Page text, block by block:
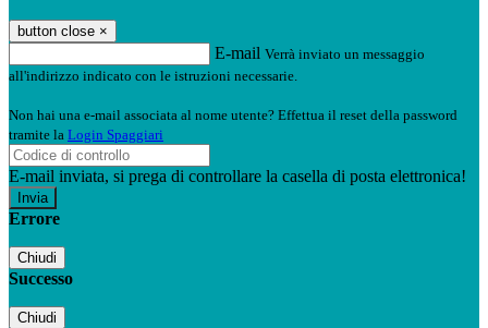
button close ×
E-mail Verrà inviato un messaggio
all'indirizzo indicato con le istruzioni necessarie.
Non hai una e-mail associata al nome utente? Effettua il reset della password
tramite la Login Spaggiari
E-mail inviata, si prega di controllare la casella di posta elettronica!
Errore
Chiudi
Successo
Chiudi